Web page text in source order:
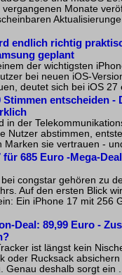
Monate
endlich richtig
geplant
der wichtigsten
bei neuen iOS-
deutet sich bei iOS 27
Stimmen entscheiden -
in der
Nutzer abstimmen,
Marken sie vertrauen -
685 Euro -Mega-
congstar gehören zu
Auf den ersten Blick
Ein iPhone 17 mit 256
Deal: 89,99 Euro -
ist längst kein
oder Rucksack
Genau deshalb sorgt ein